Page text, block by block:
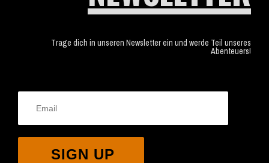
Trage dich in unseren Newsletter ein und werde Teil unseres
Abenteuers!
SIGN UP